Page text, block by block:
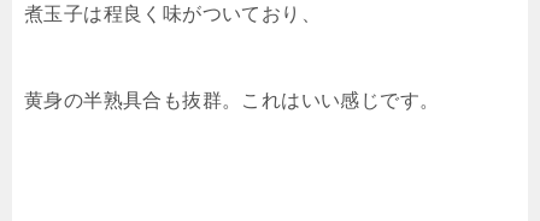
煮玉子は程良く味がついており、
黄身の半熟具合も抜群。これはいい感じです。